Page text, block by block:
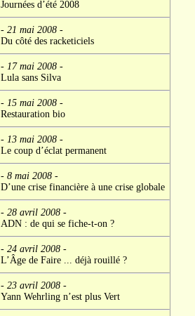
Journées d’été 2008
- 21 mai 2008-
Du côté des racketiciels
- 17 mai 2008-
Lula sans Silva
- 15 mai 2008-
Restauration bio
- 13 mai 2008-
Le coup d’éclat permanent
- 8 mai 2008-
D’une crise financière à une crise globale
- 28 avril 2008-
ADN : de qui se fiche-t-on ?
- 24 avril 2008-
L’Âge de Faire ... déjà rouillé ?
- 23 avril 2008-
Yann Wehrling n’est plus Vert